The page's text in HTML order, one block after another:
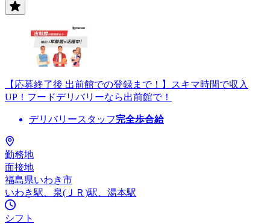
【応募終了後 出前館での登録まで！】スキマ時間で収入
UP！フードデリバリーなら出前館で！
デリバリースタッフ完全歩合給
勤務地
面接地
福島県いわき市
いわき駅、泉(ＪＲ)駅、湯本駅
シフト